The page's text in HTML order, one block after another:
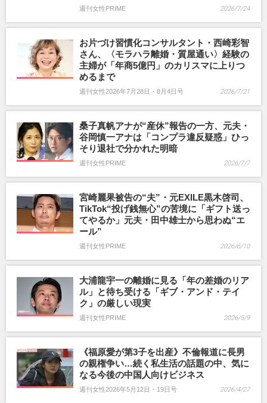
週刊女性PRIME 2026/7/24
お片づけ習慣化コンサルタント・西崎彩智
さん、〈モラハラ離婚・質屋通い〉経験の
主婦が「年商5億円」のカリスマに上りつ
めるまで
週刊女性2026年7月28日・8月4日号 2026/7/21
桑子真帆アナが“産休”報告の一方、元夫・
谷岡慎一アナは「コンプラ違反疑惑」ひっ
そり退社で分かれた明暗
週刊女性PRIME 2026/7/7
宮崎麗果被告の“夫”・元EXILE黒木啓司、
TikTok“投げ銭無心”の苦境に「ギフト送っ
てやるか」元夫・田中雄士から思わぬ“エ
ール”
週刊女性PRIME 2026/6/10
大浦龍宇一の離婚に見る「年の差婚のリア
ル」と待ち受ける「ギブ・アンド・テイ
ク」の厳しい現実
週刊女性PRIME 2026/5/9
《福原愛が第3子を出産》不倫報道に長男
の親権争い…続く私生活の話題の中、気に
なる今後の中国人向けビジネス
週刊女性2026年5月12日・19日号 2026/4/27